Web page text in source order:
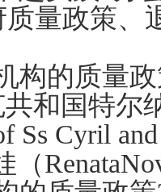
量政策、
构的质量
和国特尔
Ss Cyril
（